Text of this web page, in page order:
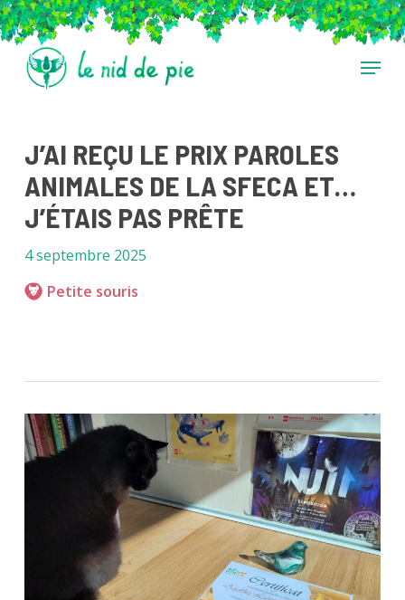
Skip
to
content
Menu
J’AI REÇU LE PRIX PAROLES
ANIMALES DE LA SFECA ET…
J’ÉTAIS PAS PRÊTE
4 septembre 2025
Petite souris